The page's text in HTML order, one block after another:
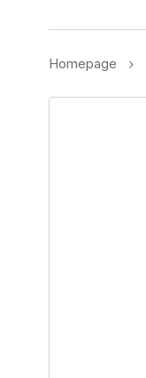
Homepage